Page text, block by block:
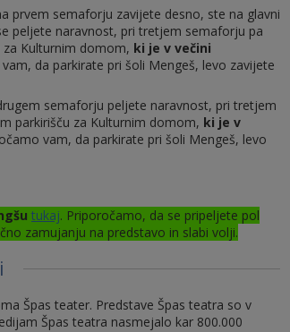
prvem semaforju zavijete desno, ste na glavni
peljete naravnost, pri tretjem semaforju pa
Kulturnim domom, ki je v večini
da parkirate pri šoli Mengeš, levo zavijete
semaforju peljete naravnost, pri tretjem
parkirišču za Kulturnim domom, ki je v
vam, da parkirate pri šoli Mengeš, levo
tukaj. Priporočamo, da se pripeljete pol
zamujanju na predstavo in slabi volji.
Špas teater. Predstave Špas teatra so v
Špas teatra nasmejalo kar 800.000